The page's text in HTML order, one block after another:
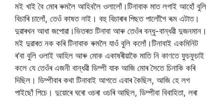
মই খাই বৈ মোৰ ৰুমলৈ আহিবলৈ ওলালোঁ।টিনাবাক মাত লগাই আহোঁ বুলি
বিচাৰি চালোঁ, তেওঁ কাষত নাই। বহু বিচাৰাৰ পিছত পালোঁগৈ ৰূম এটাত।
দুৱাৰখন আধা জপোৱা।ভিতৰত টিনাবা আৰু তেওঁৰ বন্ধু-বান্ধৱী দুজনমান।
মই দুৱাৰত নক কৰি টিনাবাক ৰুমলৈ যাওঁ বুলি কলোঁ।টিনাবাই একমিনিট
ৰ’বা বুলি ওলাই আহিল আৰু মোক একাষৰীয়াকৈ মাতি নি কাণতে ফুচফুচাই
কলে যে তেওঁৰ এজনী বান্ধৱী ডিম্পী যাক আজি মোৰ সৈতে চিনাকি কৰি
দিছিল। ডিম্পীবাৰ কথা টিনাবাই আগতে এবাৰ কৈছিল, আজি হে লগ
পাইছোঁ পিচে। দুয়োৰে ঘৰো ওচৰা ওচৰি আছিল, ডিম্পীবা বিবাহিতা, লৰা